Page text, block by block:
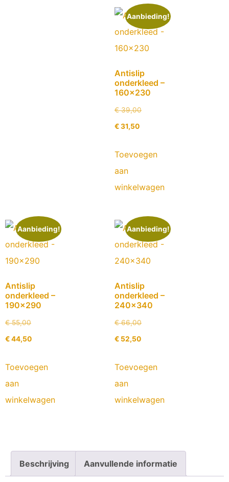
Aanbieding!
Antislip
onderkleed –
160×230
€39,00
€31,50
Toevoegen
aan
winkelwagen
Aanbieding!
Antislip
onderkleed –
190×290
€55,00
€44,50
Toevoegen
aan
winkelwagen
Aanbieding!
Antislip
onderkleed –
240×340
€66,00
€ 52,50
Toevoegen
aan
winkelwagen
Beschrijving Aanvullende informatie